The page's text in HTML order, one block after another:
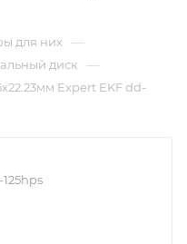
для них —
диск —
Expert EKF dd-